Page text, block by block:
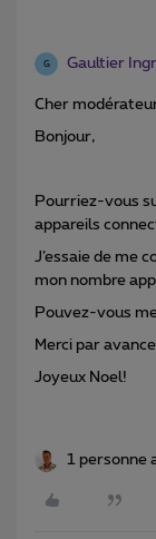
G Gaultier
Cher
Bonjour,
Pourriez-vous
appareils
J’essaie de me
mon nombre
Pouvez-vous
Merci par
Joyeux Noel!
1 personne